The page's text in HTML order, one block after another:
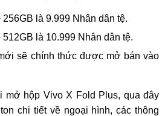
là 9.999 Nhân dân tệ.
512GB là 10.999 Nhân dân tệ.
sẽ chính thức được mở bán vào
mở hộp Vivo X Fold Plus, qua đây
chi tiết về ngoại hình, các thông